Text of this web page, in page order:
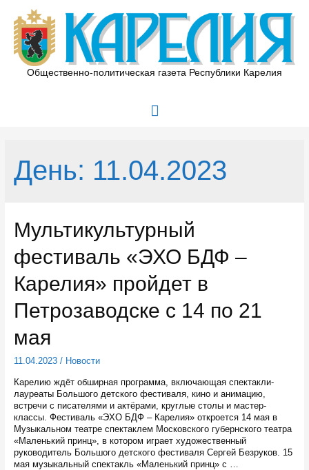
содержимому
Общественно-политическая газета Республики Карелия
Главное
День: 11.04.2023
Мультикультурный
фестиваль «ЭХО БДФ –
Карелия» пройдет в
Петрозаводске с 14 по 21
мая
11.04.2023/ Новости
Карелию ждёт обширная программа, включающая спектакли-
лауреаты Большого детского фестиваля, кино и анимацию,
встречи с писателями и актёрами, круглые столы и мастер-
классы. Фестиваль «ЭХО БДФ – Карелия» откроется 14 мая в
Музыкальном театре спектаклем Московского губернского театра
«Маленький принц», в котором играет художественный
руководитель Большого детского фестиваля Сергей Безруков. 15
мая музыкальный спектакль «Маленький принц» с …